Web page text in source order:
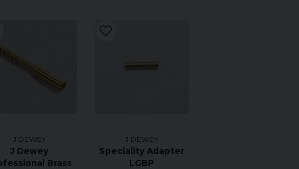
J DEWEY
J Dewey
Brass
J DEWEY
Speciality Adapter
LGBP